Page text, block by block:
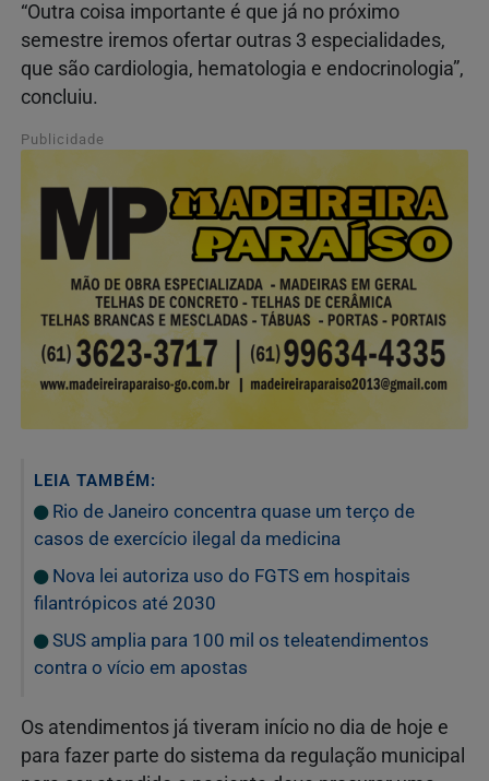
“Outra coisa importante é que já no próximo
semestre iremos ofertar outras 3 especialidades,
que são cardiologia, hematologia e endocrinologia”,
concluiu.
Publicidade
LEIA TAMBÉM:
Rio de Janeiro concentra quase um terço de
casos de exercício ilegal da medicina
Nova lei autoriza uso do FGTS em hospitais
filantrópicos até 2030
SUS amplia para 100 mil os teleatendimentos
contra o vício em apostas
Os atendimentos já tiveram início no dia de hoje e
para fazer parte do sistema da regulação municipal